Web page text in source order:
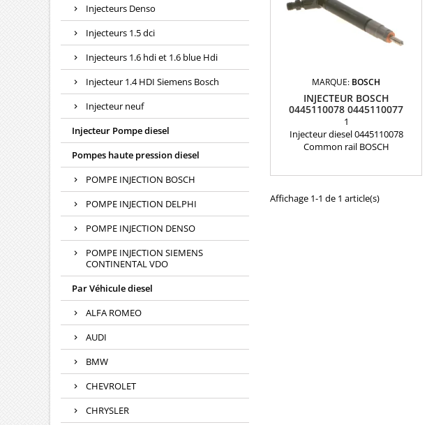
Injecteurs Denso
Injecteurs 1.5 dci
Injecteurs 1.6 hdi et 1.6 blue Hdi
Injecteur 1.4 HDI Siemens Bosch
Injecteur neuf
Injecteur Pompe diesel
Pompes haute pression diesel
POMPE INJECTION BOSCH
POMPE INJECTION DELPHI
POMPE INJECTION DENSO
POMPE INJECTION SIEMENS
CONTINENTAL VDO
Par Véhicule diesel
ALFA ROMEO
AUDI
BMW
CHEVROLET
CHRYSLER
MARQUE: BOSCH
INJECTEUR BOSCH
0445110078 0445110077
VOLVO
1
Injecteur diesel 0445110078
Common rail BOSCH
, 30756063, 30777314, 31303259,
Affichage 1-1 de 1 article(s)